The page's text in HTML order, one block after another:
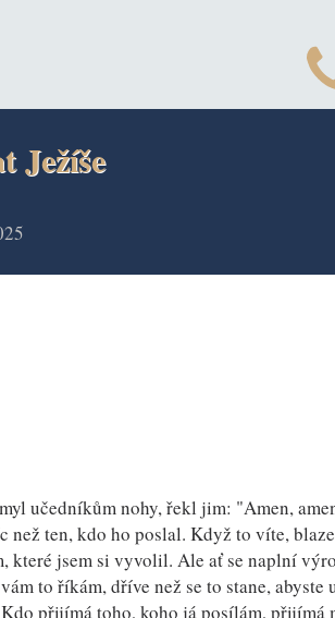
Ježíše
učedníkům nohy, řekl jim: "Amen,
než ten, kdo ho poslal. Když to víte,
které jsem si vyvolil. Ale ať se naplní
to říkám, dříve než se to stane,
přijímá toho, koho já posílám,